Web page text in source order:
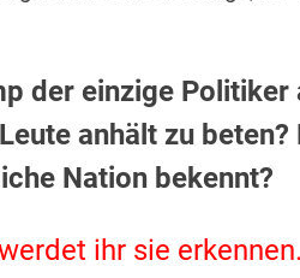
der einzige
anhält zu beten?
Nation bekennt?
ihr sie